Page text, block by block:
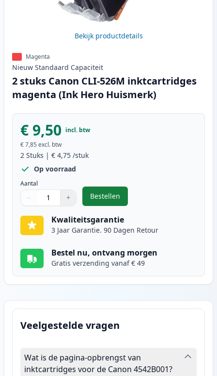
Bekijk productdetails
Magenta
Nieuw Standaard Capaciteit
2 stuks Canon CLI-526M inktcartridges
magenta (Ink Hero Huismerk)
€ 9,50 incl. btw
€ 7,85 excl. btw
2 Stuks | € 4,75 /stuk
Op voorraad
Aantal
Gebruik de knoppen om aan te passen
− +
1
Bestellen
,2 stuks Canon CLI-526M
Kwaliteitsgarantie
3 Jaar Garantie. 90 Dagen Retour
Bestel nu, ontvang morgen
Gratis verzending vanaf € 49
Veelgestelde vragen
Wat is de pagina-opbrengst van
inktcartridges voor de Canon 4542B001?